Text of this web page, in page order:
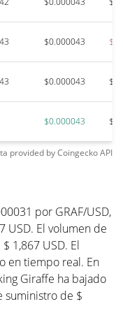
$0.000043
$0.000043
$0.000043
provided byCoingeckoAPI
por GRAF/USD,
USD. El volumen de
1,867 USD. El
en tiempo real. En
Giraffe ha bajado
suministro de $